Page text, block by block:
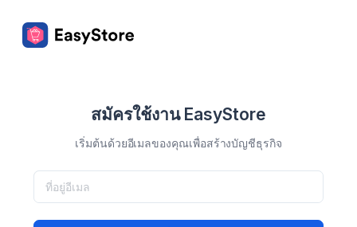
สมัครใช้งาน EasyStore
เริ่มต้นด้วยอีเมลของคุณเพื่อสร้างบัญชีธุรกิจ